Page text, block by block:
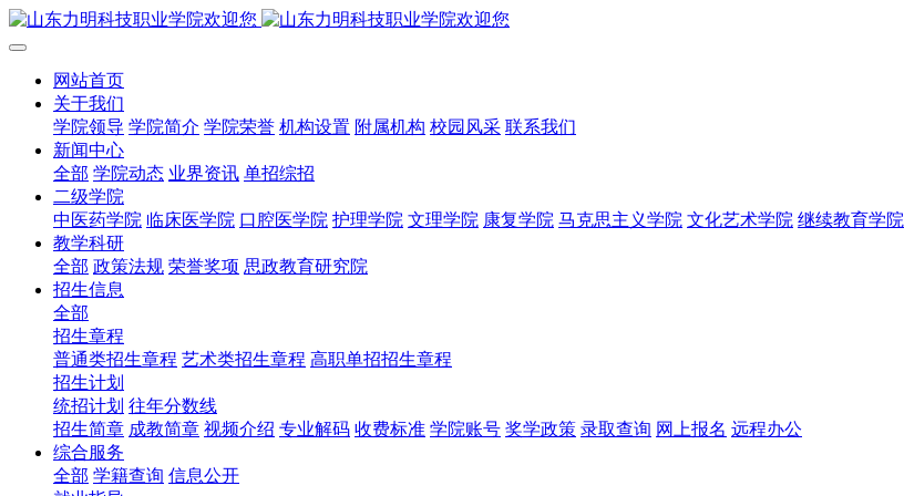
网站首页
关于我们
学院领导 学院简介 学院荣誉 机构设置 附属机构 校园风采 联系我们
新闻中心
全部 学院动态 业界资讯 单招综招
二级学院
中医药学院 临床医学院 口腔医学院 护理学院 文理学院 康复学院 马克思主义学院 文化艺术学院 继续教育学院
教学科研
全部 政策法规 荣誉奖项 思政教育研究院
招生信息
全部
招生章程
普通类招生章程 艺术类招生章程 高职单招招生章程
招生计划
统招计划 往年分数线
招生简章 成教简章 视频介绍 专业解码 收费标准 学院账号 奖学政策 录取查询 网上报名 远程办公
综合服务
全部 学籍查询 信息公开